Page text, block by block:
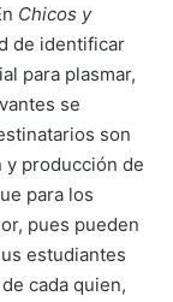
Chicos y
de identificar
para plasmar,
se
son
y producción de
para los
pues pueden
estudiantes
cada quien,